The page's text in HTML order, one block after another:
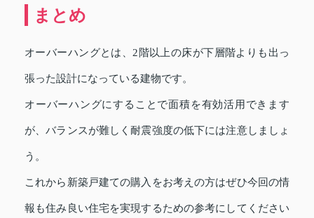
まとめ
オーバーハングとは、2階以上の床が下層階よりも出っ
張った設計になっている建物です。
オーバーハングにすることで面積を有効活用できます
が、バランスが難しく耐震強度の低下には注意しましょ
う。
これから新築戸建ての購入をお考えの方はぜひ今回の情
報も住み良い住宅を実現するための参考にしてください